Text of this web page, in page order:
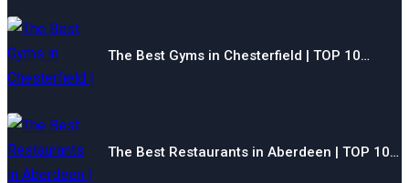
The Best Gyms in Chesterfield | TOP 10…
The Best Restaurants in Aberdeen | TOP 10…